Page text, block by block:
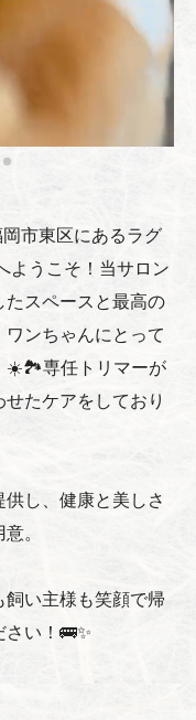
市東区にあるラグ
ようこそ！当サロン
たスペースと最高の
ワンちゃんにとって
☀️🏞️専任トリマーが
たケアをしており
し、健康と美しさ
。
い主様も笑顔で帰
い！🚌✨